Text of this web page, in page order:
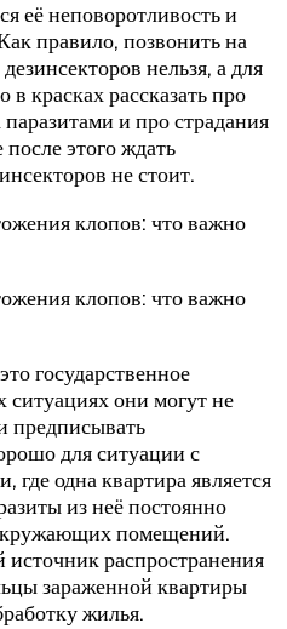
её неповоротливость и
правило, позвонить на
нельзя, а для
в красках рассказать про
и про страдания
этого ждать
не стоит.
государственное
ситуациях они могут не
предписывать
для ситуации с
одна квартира является
из неё постоянно
помещений.
распространения
зараженной квартиры
жилья.